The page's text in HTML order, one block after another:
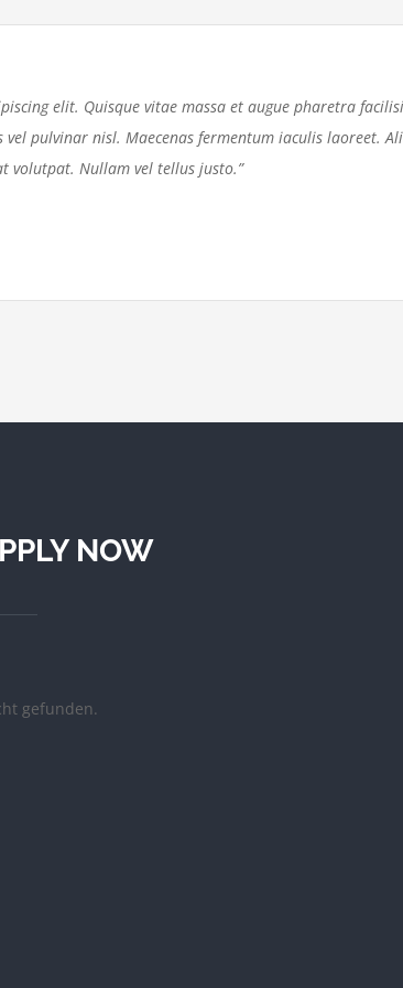
elit. Quisque vitae massa et augue pharetra
pulvinar nisl. Maecenas fermentum iaculis laoreet.
volutpat. Nullam vel tellus justo.”
NOW
gefunden.